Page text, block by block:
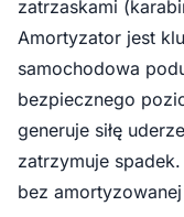
zatrzaskami
Amortyzator jest
samochodowa
bezpiecznego
generuje siłę
zatrzymuje
bez